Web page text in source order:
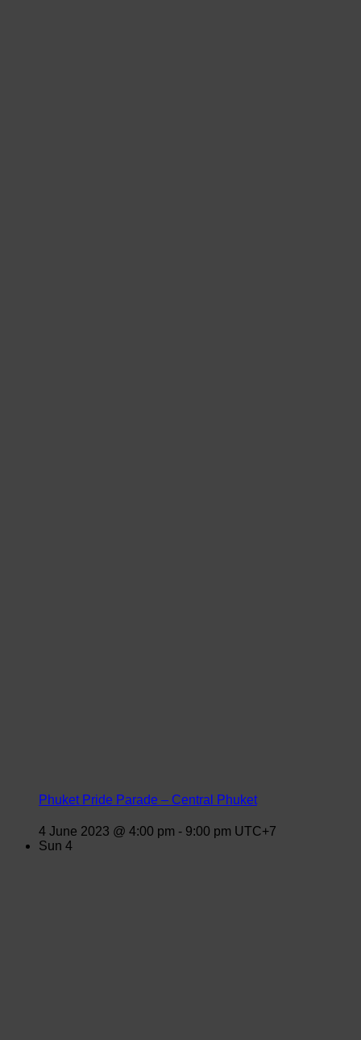
Phuket Pride Parade – Central Phuket
4 June 2023 @ 4:00 pm - 9:00 pm UTC+7
Sun 4